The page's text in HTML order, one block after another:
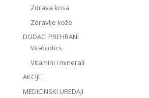
Zdrava kosa
Zdravlje kože
DODACI PREHRANI
Vitabiotics
Vitamini i minerali
AKCIJE
MEDICINSKI UREDAJI